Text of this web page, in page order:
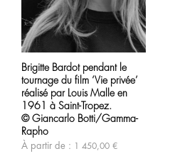
Ce
a
plusieurs
variations.
Les
options
peuvent
être
choisies
Brigitte Bardot pendant le
tournage du film ‘Vie privée’
réalisé par Louis Malle en
1961 à Saint-Tropez.
© Giancarlo Botti/Gamma-
Rapho
À partir de : 1 450,00 €